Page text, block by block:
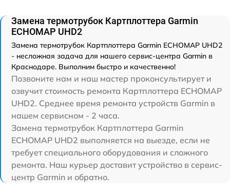
Замена термотрубок Картплоттера Garmin
ECHOMAP UHD2
Замена термотрубок Картплоттера Garmin ECHOMAP UHD2
- несложная задача для нашего сервис-центра Garmin в
Краснодаре. Выполним быстро и качественно!
Позвоните нам и наш мастер проконсультирует и
озвучит стоимость ремонта Картплоттера ECHOMAP
UHD2. Среднее время ремонта устройств Garmin в
нашем сервисном - 2 часа.
Замена термотрубок Картплоттера Garmin
ECHOMAP UHD2 выполняется на выезде, если не
требует специального оборудования и сложного
ремонта. Наш курьер доставит устройство в сервис-
центр Garmin и обратно.